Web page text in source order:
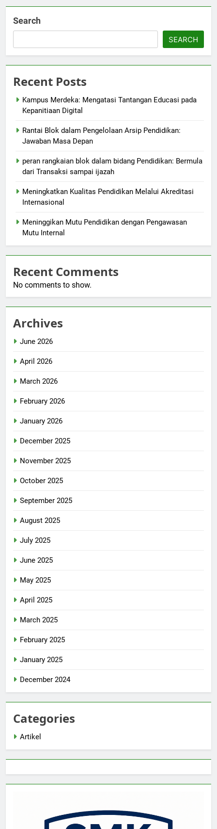
Search
SEARCH
Recent Posts
Kampus Merdeka: Mengatasi Tantangan Educasi pada
Kepanitiaan Digital
Rantai Blok dalam Pengelolaan Arsip Pendidikan:
Jawaban Masa Depan
peran rangkaian blok dalam bidang Pendidikan: Bermula
dari Transaksi sampai ijazah
Meningkatkan Kualitas Pendidikan Melalui Akreditasi
Internasional
Meninggikan Mutu Pendidikan dengan Pengawasan
Mutu Internal
Recent Comments
No comments to show.
Archives
June 2026
April 2026
March 2026
February 2026
January 2026
December 2025
November 2025
October 2025
September 2025
August 2025
July 2025
June 2025
May 2025
April 2025
March 2025
February 2025
January 2025
December 2024
Categories
Artikel